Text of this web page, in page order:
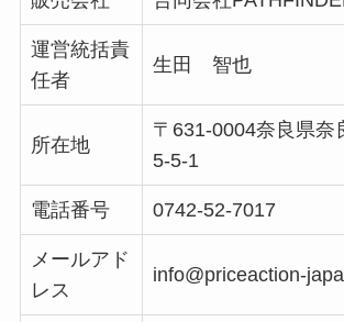
運営統括責
任者
生田 智也
所在地
〒631-0004奈良県奈
5-5-1
電話番号 0742-52-7017
メールアド
レス
info@priceaction-